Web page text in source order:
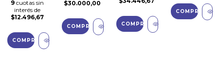
9 cuotas sin
interés de
$12.496,67
$30.000,00